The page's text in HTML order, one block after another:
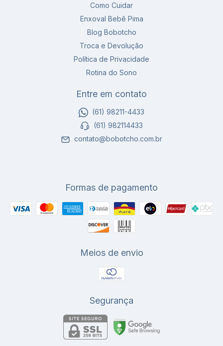
Como Cuidar
Enxoval Bebê Pima
Blog Bobotcho
Troca e Devolução
Política de Privacidade
Rotina do Sono
Entre em contato
(61) 98211-4433
(61) 982114433
contato@bobotcho.com.br
Formas de pagamento
Meios de envio
Segurança